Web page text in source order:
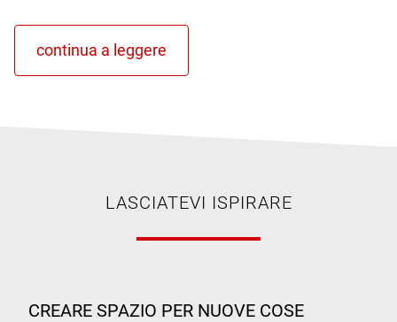
LASCIATEVI ISPIRARE
CREARE SPAZIO PER NUOVE COSE